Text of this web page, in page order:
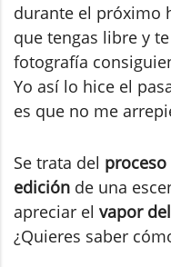
durante el próximo
que tengas libre y
fotografía
Yo así lo hice el
es que no me
Se trata del
edición de una
apreciar el vapor
¿Quieres saber